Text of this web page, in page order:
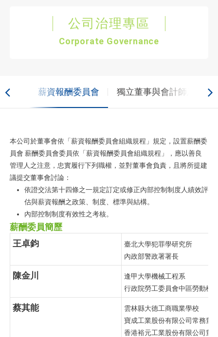
公司治理專區
Corporate Governance
會 薪資報酬委員會 獨立董事與會計師及內部
本公司於董事會依「薪資報酬委員會組織規程」規定，設置薪酬委
員會 薪酬委員會委員依「薪資報酬委員會組織規程」，應以善良
管理人之注意，忠實履行下列職權，並對董事會負責，且將所提建
議提交董事會討論：
依證交法第十四條之一規定訂定或修正內部控制制度人績效評
估與薪資報酬之政策、制度、標準與結構。
內部控制制度有效性之考核。
薪酬委員簡歷
王卓鈞
臺北大學犯罪學研究所
內政部警政署署長
陳金川
逢甲大學機械工程系
行政院勞工委員會中區勞動檢
蔡其能
雲林縣大德工商職業學校
寶成工業股份有限公司常務董
香港裕元工業股份有限公司董